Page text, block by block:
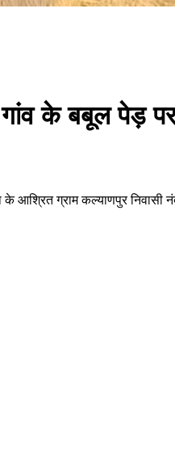
गांव के बबूल पेड़
आश्रित ग्राम कल्याणपुर निवासी